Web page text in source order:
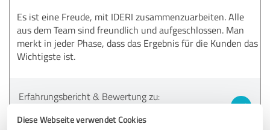
Diese Webseite verwendet Cookies
Es ist eine Freude, mit IDERI zusammenzuarbeiten. Alle
aus dem Team sind freundlich und aufgeschlossen. Man
merkt in jeder Phase, dass das Ergebnis für die Kunden das
Wichtigste ist.
Erfahrungsbericht & Bewertung zu: